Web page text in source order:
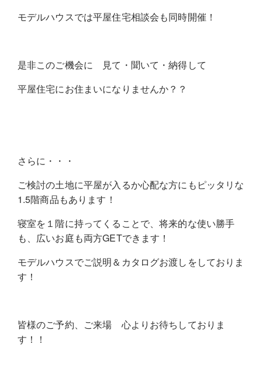
モデルハウスでは平屋住宅相談会も同時開催！
是非このご機会に 見て・聞いて・納得して
平屋住宅にお住まいになりませんか？？
さらに・・・
ご検討の土地に平屋が入るか心配な方にもピッタリな
1.5階商品もあります！
寝室を１階に持ってくることで、将来的な使い勝手
も、広いお庭も両方GETできます！
モデルハウスでご説明＆カタログお渡しをしておりま
す！
皆様のご予約、ご来場 心よりお待ちしておりま
す！！